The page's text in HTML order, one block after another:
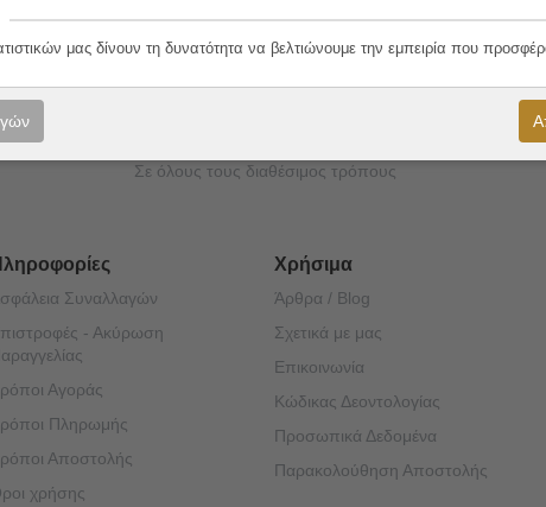
Σε όλους τους διαθέσιμος τρόπους
Συναλλαγών
- Ακύρωση
Αγοράς
Πληρωμής
Αποστολής
χρήσης
Χρήσιμα
Άρθρα / Blog
Σχετικά με μας
Επικοινωνία
Κώδικας Δεοντολογίας
Προσωπικά Δεδομένα
Παρακολούθηση Αποστολής
μας δίνουν τη δυνατότητα να βελτιώνουμε την εμπειρία που